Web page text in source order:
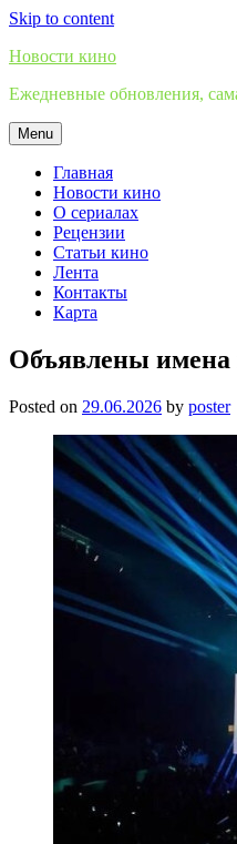
Skip to content
Новости кино
Ежедневные обновления,
Menu
Главная
Новости кино
О сериалах
Рецензии
Статьи кино
Лента
Контакты
Карта
Объявлены имена
Posted on 29.06.2026 by poster